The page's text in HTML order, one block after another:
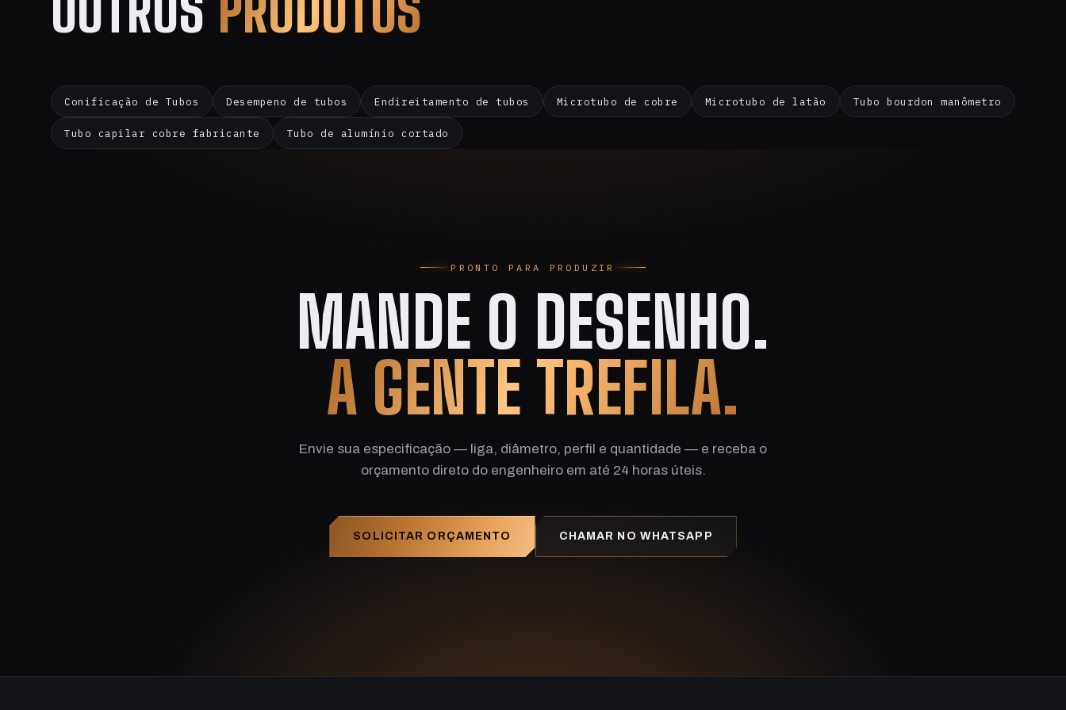
Conificação de Tubos Desempeno de tubos Endireitamento de tubos Microtubo de cobre Microtubo de latão Tubo bourdon manômetro
Tubo capilar cobre fabricante Tubo de alumínio cortado
PRONTO PARA PRODUZIR
MANDE O DESENHO.
A GENTE TREFILA.
Envie sua especificação — liga, diâmetro, perfil e quantidade — e receba o
orçamento direto do engenheiro em até 24 horas úteis.
SOLICITAR ORÇAMENTO CHAMAR NO WHATSAPP